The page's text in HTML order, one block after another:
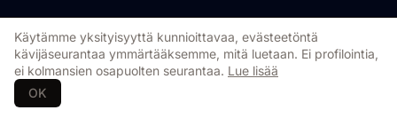
Original Source↗
Käytämme yksityisyyttä kunnioittavaa, evästeetöntä
kävijäseurantaa ymmärtääksemme, mitä luetaan. Ei profilointia,
ei kolmansien osapuolten seurantaa. Lue lisää
OK